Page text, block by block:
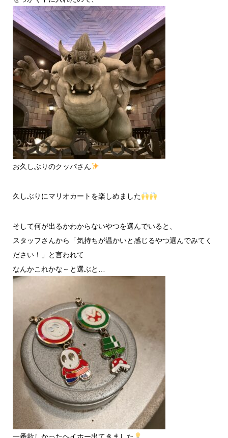
お久しぶりのクッパさん
久しぶりにマリオカートを楽しめました
そして何が出るかわからないやつを選んでいると、
スタッフさんから「気持ちが温かいと感じるやつ選んでみてく
ださい！」と言われて
なんかこれかな～と選ぶと…
一番欲しかったヘイホー出てきました